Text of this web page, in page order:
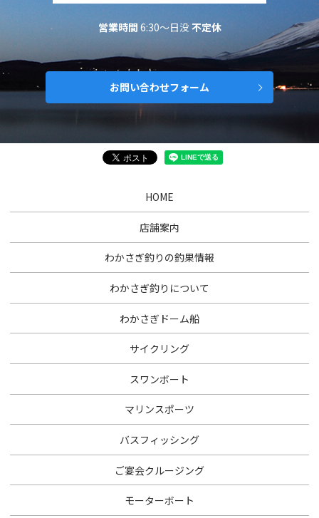
営業時間 6:30～日没 不定休
お問い合わせフォーム
HOME
店舗案内
わかさぎ釣りの釣果情報
わかさぎ釣りについて
わかさぎドーム船
サイクリング
スワンボート
マリンスポーツ
バスフィッシング
ご宴会クルージング
モーターボート